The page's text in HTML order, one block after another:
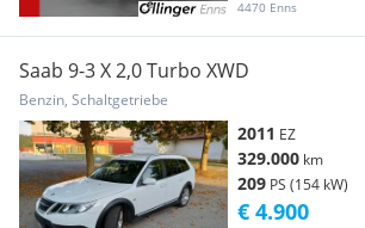
4470 Enns
Saab 9-3 X 2,0 Turbo XWD
Benzin, Schaltgetriebe
2011 EZ
329.000 km
209 PS (154 kW)
€ 4.900